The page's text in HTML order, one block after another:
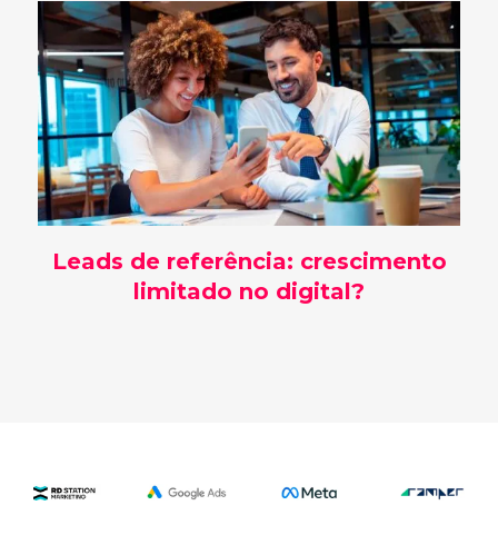
Leads de referência: crescimento
limitado no digital?